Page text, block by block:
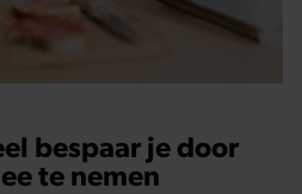
bespaar je door
te nemen